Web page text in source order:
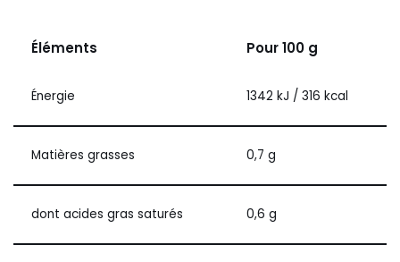
Éléments Pour 100 g
Énergie 1342 kJ / 316 kcal
Matières grasses 0,7 g
dont acides gras saturés 0,6 g